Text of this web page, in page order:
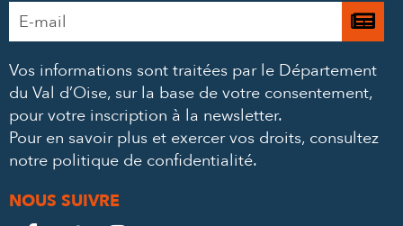
Adresse
e-
*
Je
à
Vos informations sont traitées par le Département
du Val d’Oise, sur la base de votre consentement,
pour votre inscription à la newsletter.
Pour en savoir plus et exercer vos droits, consultez
notre politique de confidentialité.
NOUS SUIVRE